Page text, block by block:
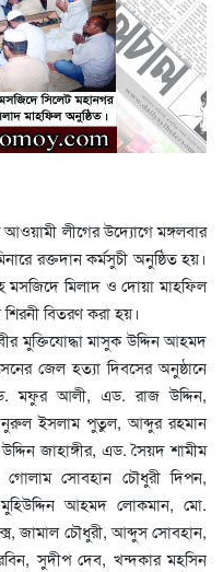
লীগের উদ্যোগে মঙ্গলবার
রক্তদান কর্মসুচী অনুষ্ঠিত হয়।
মিলাদ ও দোয়া মাহফিল
বিতরণ করা হয়।
মুক্তিযোদ্ধা মাসুক উদ্দিন আহমদ
জেল হত্যা দিবসের অনুষ্ঠানে
মফুর আলী, এড. রাজ উদ্দিন,
নুরুল ইসলাম পুতুল, আব্দুর রহমান
জাহাঙ্গীর, এড. সৈয়দ শামীম
সোবহান চৌধুরী দিপন,
আহমদ লোকমান, মো.
জামাল চৌধুরী, আব্দুস সোবহান,
সুদীপ দেব, খন্দকার মহসিন